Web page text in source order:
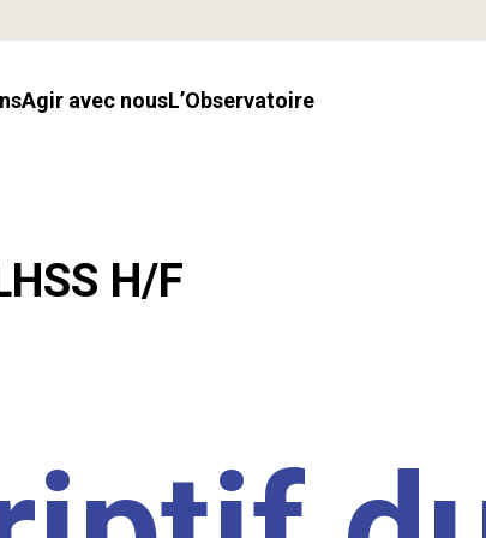
Agir avec nous l’Observatoire
H/F